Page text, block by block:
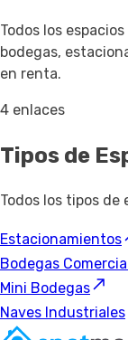
Todos los
bodegas,
en renta.
4 enlaces
Tipos de
Todos los tipos de
Estacionamientos
Bodegas
Mini Bodegas
Naves Industriales